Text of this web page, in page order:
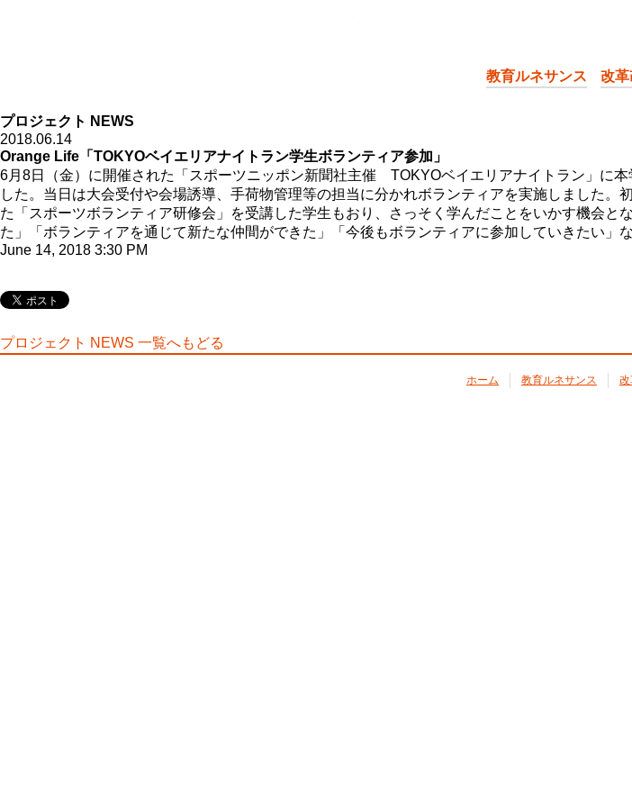
教育ルネサンス 改革
プロジェクト NEWS
2018.06.14
Orange Life「TOKYOベイエリアナイトラン学生ボランティア参加」
6月8日（金）に開催された「スポーツニッポン新聞社主催 TOKYOベイエリアナイトラン」に
した。当日は大会受付や会場誘導、手荷物管理等の担当に分かれボランティアを実施しました
た「スポーツボランティア研修会」を受講した学生もおり、さっそく学んだことをいかす機会
た」「ボランティアを通じて新たな仲間ができた」「今後もボランティアに参加していきたい」
June 14, 2018 3:30 PM
プロジェクト NEWS 一覧へもどる
ホーム 教育ルネサンス 改